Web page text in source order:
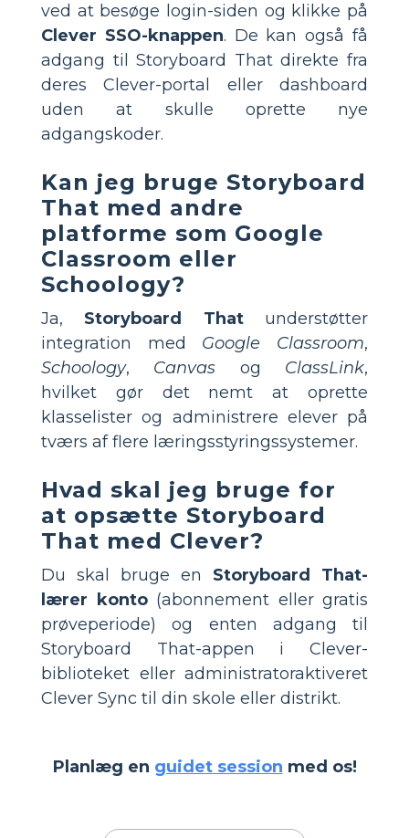
ved at besøge login-siden og klikke på
Clever SSO-knappen. De kan også få
adgang til Storyboard That direkte fra
deres Clever-portal eller dashboard
uden at skulle oprette nye
adgangskoder.
Kan jeg bruge Storyboard
That med andre
platforme som Google
Classroom eller
Schoology?
Ja, Storyboard Thatunderstøtter
integration med Google Classroom,
Schoology, Canvas og ClassLink,
hvilket gør det nemt at oprette
klasselister og administrere elever på
tværs af flere læringsstyringssystemer.
Hvad skal jeg bruge for
at opsætte Storyboard
That med Clever?
Du skal bruge en Storyboard That-
lærer konto(abonnement eller gratis
prøveperiode) og enten adgang til
Storyboard That-appen i Clever-
biblioteket eller administratoraktiveret
Clever Sync til din skole eller distrikt.
Planlæg en guidet session med os!